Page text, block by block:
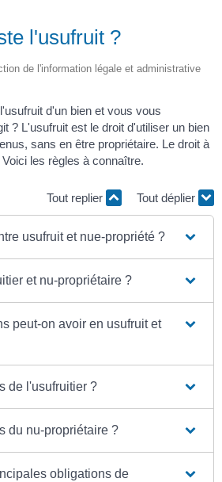
l'usufruit ?
de l'information légale et administrative
d'un bien et vous vous
? L'usufruit est le droit d'utiliser un bien
sans en être propriétaire. Le droit à
les règles à connaître.
Tout replier Tout déplier
usufruit et nue-propriété ?
et nu-propriétaire ?
peut-on avoir en usufruit et
de l'usufruitier ?
du nu-propriétaire ?
obligations de